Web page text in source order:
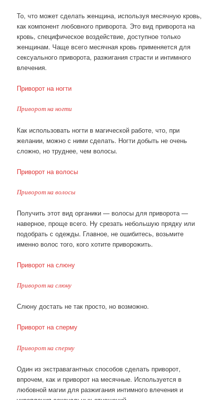
То, что может сделать женщина, используя месячную кровь,
как компонент любовного приворота. Это вид приворота на
кровь, специфическое воздействие, доступное только
женщинам. Чаще всего месячная кровь применяется для
сексуального приворота, разжигания страсти и интимного
влечения.
Приворот на ногти
Приворот на ногти
Как использовать ногти в магической работе, что, при
желании, можно с ними сделать. Ногти добыть не очень
сложно, но труднее, чем волосы.
Приворот на волосы
Приворот на волосы
Получить этот вид органики — волосы для приворота —
наверное, проще всего. Ну срезать небольшую прядку или
подобрать с одежды. Главное, не ошибитесь, возьмите
именно волос того, кого хотите приворожить.
Приворот на слюну
Приворот на слюну
Слюну достать не так просто, но возможно.
Приворот на сперму
Приворот на сперму
Один из экстравагантных способов сделать приворот,
впрочем, как и приворот на месячные. Используется в
любовной магии для разжигания интимного влечения и